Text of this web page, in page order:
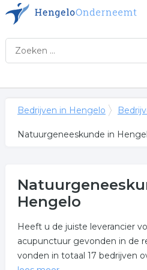
Bedrijven in Hengelo
Natuurgeneeskunde in
Hengelo
Heeft u de juiste leverancier
acupunctuur gevonden in de
vonden in totaal 17 bedrijven